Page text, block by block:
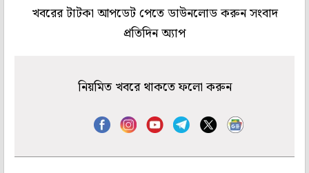
খবরের টাটকা আপডেট পেতে ডাউনলোড করুন সংবাদ
প্রতিদিন অ্যাপ
নিয়মিত খবরে থাকতে ফলো করুন